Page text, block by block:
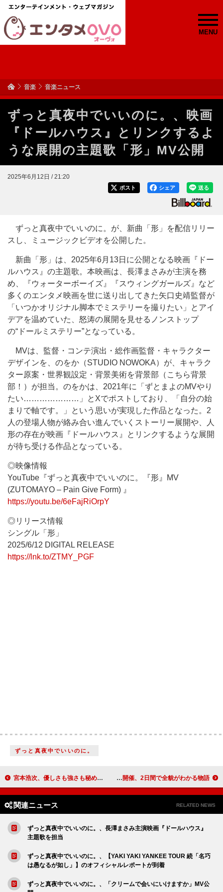
MENU
音楽 音楽ニュース
ずっと真夜中でいいのに。、映画
『ドールハウス』とリンクするよ
うな展開の主題歌「形」MV公開
2025年6月12日 / 21:20
送る
シェア
ポスト
ずっと真夜中でいいのに。が、新曲「形」を配信リリー
スし、ミュージックビデオを公開した。
新曲「形」は、2025年6月13日に公開となる映画『ドー
ルハウス』の主題歌。本映画は、長澤まさみが主演を務
め、『ウォーターボーイズ』『スウィングガールズ』など
多くのエンタメ映画を世に送り出してきた矢口史靖監督が
「いつかオリジナル脚本でミステリーを撮りたい」とアイ
デアを温めていた、怒涛の展開を見せるノンストップ
の“ドールミステリー”となっている。
MVは、監督・コンテ演出・総作画監督・キャラクター
デザインを、のをか（STUDIO NOWOKA）が、キャラク
ター原案・世界観設定・背景美術を背景部（こちら背景
部！）が担当。のをかは、2021年に「ずとまよのMVやり
たい…………………」とXでポストしており、「自分の始
まりで軸です。」という思いが実現した作品となった。2
人の登場人物が絡み合い進んでいくストーリー展開や、人
形の存在が映画『ドールハウス』とリンクするような展開
が待ち受ける作品となっている。
◎映像情報
YouTube『ずっと真夜中でいいのに。『形』MV
(ZUTOMAYO – Pain Give Form) 』
https://youtu.be/6eFajRiOrpY
◎リリース情報
シングル「形」
2025/6/12 DIGITAL RELEASE
https://lnk.to/ZTMY_PGF
ずっと真夜中でいいのに。
宮本浩次、優しさも強さも秘めて歌う「Today -胸いっぱいの愛を-」MV公開 OWV／OCTPATHによる連動型2DAYSワンマンライブ開催、2日間で全貌がわかる物語
関連ニュース RELATED NEWS
ずっと真夜中でいいのに。、長澤まさみ主演映画『ドールハウス』
主題歌を担当
ずっと真夜中でいいのに。、【YAKI YAKI YANKEE TOUR 続「名巧
は愚なるが如し」】のオフィシャルレポートが到着
ずっと真夜中でいいのに。、「クリームで会いにいけますか」MV公